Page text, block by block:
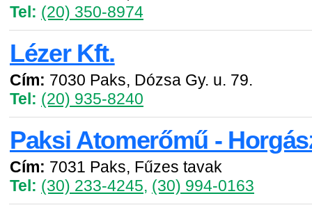
Tel: (20) 350-8974
Lézer Kft.
Cím: 7030 Paks, Dózsa Gy. u. 79.
Tel: (20) 935-8240
Paksi Atomerőmű -
Cím: 7031 Paks, Fűzes tavak
Tel: (30) 233-4245, (30) 994-0163